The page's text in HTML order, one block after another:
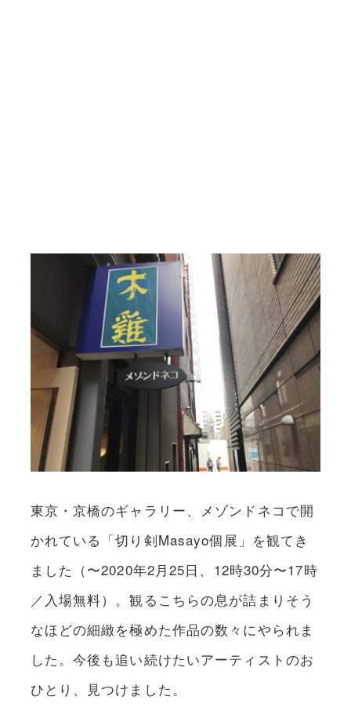
東京・京橋のギャラリー、メゾンドネコで開
かれている「切り剣Masayo個展」を観てき
ました（〜2020年2月25日、12時30分〜17時
／入場無料）。観るこちらの息が詰まりそう
なほどの細緻を極めた作品の数々にやられま
した。今後も追い続けたいアーティストのお
ひとり、見つけました。